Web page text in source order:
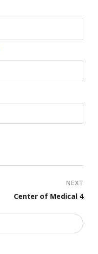
NEXT
Center of Medical 4